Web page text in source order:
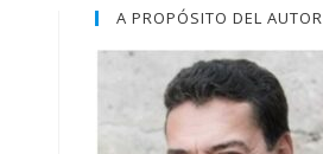
A PROPÓSITO DEL AUTOR